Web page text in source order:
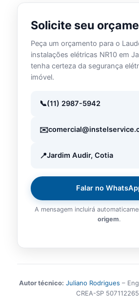
Solicite seu
Peça um orçamento para o
instalações elétricas NR10 em
tenha certeza da segurança
imóvel.
(11) 2987-5942
Jardim Audir, Cotia
Falar no
A mensagem incluirá
origem.
Autor técnico: Juliano Rodrigues –
CREA-SP